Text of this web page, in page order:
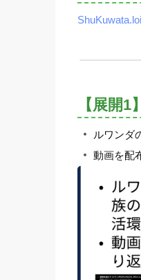
【展開
ルワンダ
動画を配